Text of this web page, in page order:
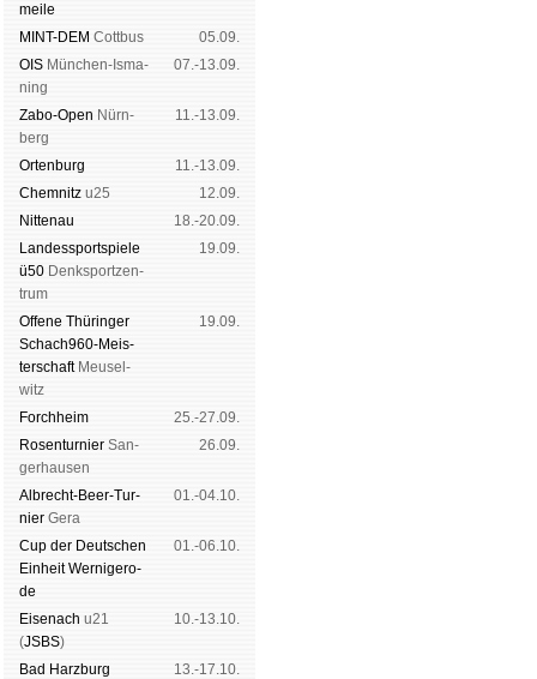
meile
MINT-DEM Cott­bus
05.09.
OIS Mün­chen-Is­ma­
ning
07.-13.09.
Zabo-Open Nürn­
berg
11.-13.09.
Orten­burg
11.-13.09.
Chem­nitz u25
12.09.
Nitte­nau
18.-20.09.
Landes­sport­spiele
ü50 Denk­sport­zen­
trum
19.09.
Offene Thü­rin­ger
Schach960-Meis­
ter­schaftMeu­sel­
witz
19.09.
Forch­heim
25.-27.09.
Rosen­tur­nier San­
ger­hau­sen
26.09.
Albrecht-Beer-Tur­
nier Ge­ra
01.-04.10.
Cup der Deut­schen
Ein­heit Wer­ni­ge­ro­
de
01.-06.10.
Eise­nach u21
(JSBS)
10.-13.10.
Bad Harz­burg
13.-17.10.